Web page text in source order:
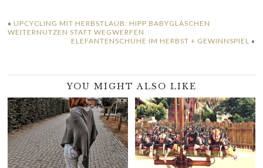
« UPCYCLING MIT HERBSTLAUB: HIPP BABYGLÄSCHEN
WEITERNUTZEN STATT WEGWERFEN
ELEFANTENSCHUHE IM HERBST + GEWINNSPIEL »
YOU MIGHT ALSO LIKE